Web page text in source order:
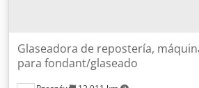
Glaseadora de repostería,
para fondant/glaseado